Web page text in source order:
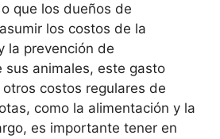
que los dueños de
los costos de la
la prevención de
sus animales, este gasto
costos regulares de
como la alimentación y la
es importante tener en